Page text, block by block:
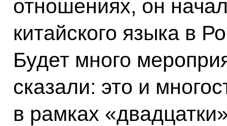
отношениях, он
китайского языка в
Будет много
сказали: это и
в рамках